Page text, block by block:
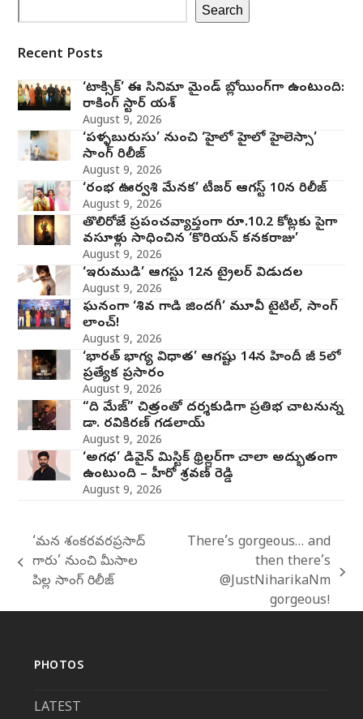
Search
Recent Posts
‘టాక్సిక్’ ఈ సినిమా మైండ్ బ్లోయింగ్‌గా ఉంటుంది:
రాకింగ్ స్టార్ యశ్
August 9, 2026
‘పళ్ళబురుసు’ నుంచి ‘హైలో హైలో హైలెస్సా’
సాంగ్ రిలీజ్
August 9, 2026
‘రంభ ఊర్వశి మేనక’ టీజర్ ఆగస్ట్ 10న రిలీజ్
August 9, 2026
తొలిరోజే ప్రపంచవ్యాప్తంగా రూ.10.2 కోట్లకు పైగా
వసూళ్లు సాధించిన ‘కొరియన్ కనకరాజు’
August 9, 2026
‘ఇరుముడి’ ఆగస్టు 12న ట్రైలర్ విడుదల
August 9, 2026
ఘనంగా ‘శివ గాడి జింద‌గీ’ మూవీ టైటిల్, సాంగ్
లాంచ్!
August 9, 2026
‘భారత్ భాగ్య విధాత’ ఆగష్టు 14న హిందీ జీ 5లో
ప్రత్యేక ప్రసారం
August 9, 2026
“ది మేజ్” చిత్రంతో దర్శకుడిగా ప్రతిభ చాటనున్న
డా. రవికిరణ్ గడలాయ్
August 9, 2026
‘అగధ’ డివైన్ మిస్టిక్ థ్రిల్లర్‌గా చాలా అద్భుతంగా
ఉంటుంది – హీరో శ్రవణ్ రెడ్డి
August 9, 2026
previous
post:
‘మన శంకరవరప్రసాద్
గారు’ నుంచి మీసాల
పిల్ల సాంగ్‌ రిలీజ్‌
There’s gorgeous… and
then there’s
@JustNiharikaNm
gorgeous!
PHOTOS
LATEST